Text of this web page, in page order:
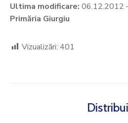
Ultima modificare: 06.12.2012
Primăria Giurgiu
Vizualizări: 401